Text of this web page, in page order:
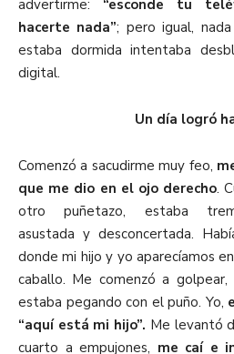
advertirme: “esconde tu
hacerte nada”; pero igual,
estaba dormida intentaba
digital.
Un día logró
Comenzó a sacudirme muy feo,
que me dio en el ojo derecho.
otro puñetazo, estaba
asustada y desconcertada.
donde mi hijo y yo aparecíamos
caballo. Me comenzó a
estaba pegando con el puño. Yo,
“aquí está mi hijo”. Me levantó
cuarto a empujones, me caí e